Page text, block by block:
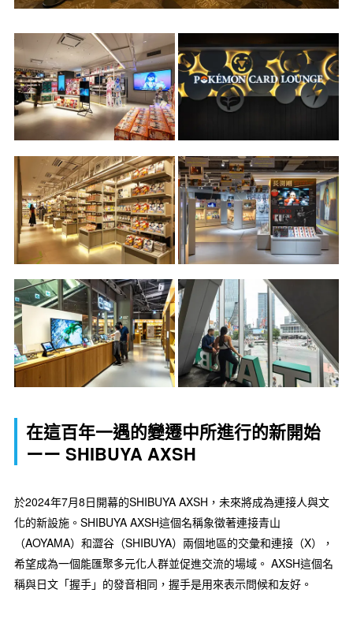
在這百年一遇的變遷中所進行的新開始
ーー SHIBUYA AXSH
於2024年7月8日開幕的SHIBUYA AXSH，未來將成為連接人與文
化的新設施。SHIBUYA AXSH這個名稱象徵著連接青山
（AOYAMA）和澀谷（SHIBUYA）兩個地區的交彙和連接（X），
希望成為一個能匯聚多元化人群並促進交流的場域。 AXSH這個名
稱與日文「握手」的發音相同，握手是用來表示問候和友好。